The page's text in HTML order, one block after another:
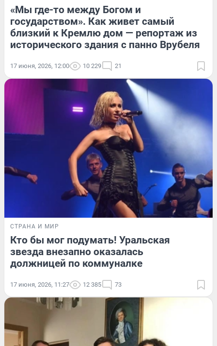
«Мы где-то между Богом и
государством». Как живет самый
близкий к Кремлю дом — репортаж из
исторического здания с панно Врубеля
17 июня, 2026, 12:00 10 229 21
СТРАНА И МИР
Кто бы мог подумать! Уральская
звезда внезапно оказалась
должницей по коммуналке
17 июня, 2026, 11:27 12 385 73